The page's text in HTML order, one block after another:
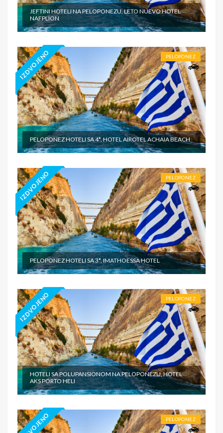
JEFTINI HOTELI NA PELOPONEZU, LETO NUEVO HOTEL
NAFPLION
IZDVOJENO PELOPONEZ
PELOPONEZ HOTELI SA 4*, HOTEL AIROTEL ACHAIA BEACH
IZDVOJENO PELOPONEZ
PELOPONEZ HOTELI SA 3*, IMATHOESSA HOTEL
IZDVOJENO PELOPONEZ
HOTELI SA POLUPANSIONOM NA PELOPONEZU, HOTEL
AKS PORTO HELI
PELOPONEZ